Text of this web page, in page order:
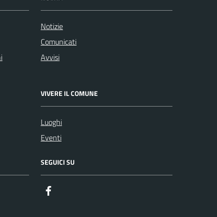
Notizie
Comunicati
Avvisi
VIVERE IL COMUNE
Luoghi
Eventi
SEGUICI SU